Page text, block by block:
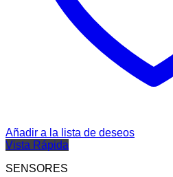
Añadir a la lista de deseos
Vista Rápida
SENSORES